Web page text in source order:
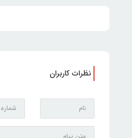
نظرات کاربران